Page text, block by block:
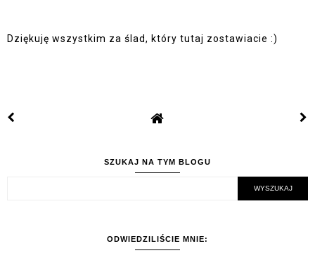
Dziękuję wszystkim za ślad, który tutaj zostawiacie :)
SZUKAJ NA TYM BLOGU
ODWIEDZILIŚCIE MNIE: